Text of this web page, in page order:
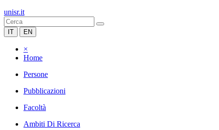
unisr.it
IT EN
×
Home
Persone
Pubblicazioni
Facoltà
Ambiti Di Ricerca